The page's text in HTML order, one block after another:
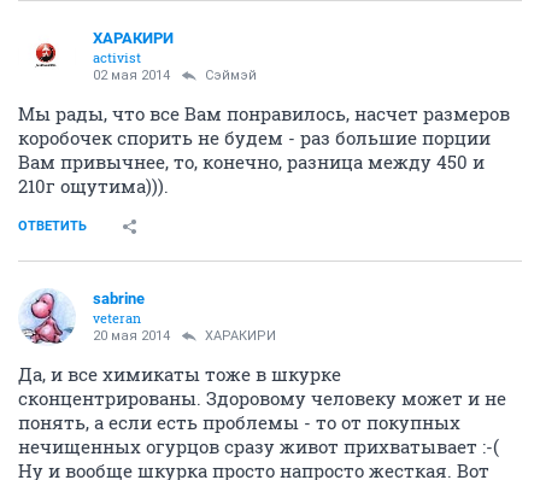
ХАРАКИРИ
activist
02 мая 2014 Сэймэй
Мы рады, что все Вам понравилось, насчет размеров
коробочек спорить не будем - раз большие порции
Вам привычнее, то, конечно, разница между 450 и
210г ощутима))).
ОТВЕТИТЬ
sabrine
veteran
20 мая 2014 ХАРАКИРИ
Да, и все химикаты тоже в шкурке
сконцентрированы. Здоровому человеку может и не
понять, а если есть проблемы - то от покупных
нечищенных огурцов сразу живот прихватывает :-(
Ну и вообще шкурка просто напросто жесткая. Вот